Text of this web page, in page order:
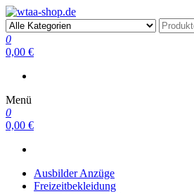
wtaa-shop.de
0
0,00 €
Menü
0
0,00 €
Ausbilder Anzüge
Freizeitbekleidung